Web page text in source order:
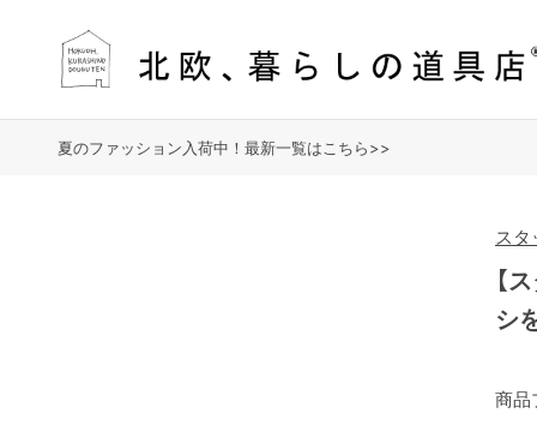
夏のファッション入荷中！最新一覧はこちら>>
スタ
【
シ
商